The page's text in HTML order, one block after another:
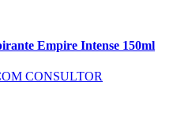
Empire Intense 150ml
CONSULTOR